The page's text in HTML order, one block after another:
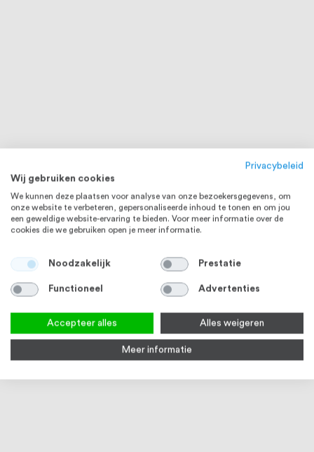
Privacybeleid
Wij gebruiken cookies
We kunnen deze plaatsen voor analyse van onze bezoekersgegevens, om
onze website te verbeteren, gepersonaliseerde inhoud te tonen en om jou
een geweldige website-ervaring te bieden. Voor meer informatie over de
cookies die we gebruiken open je meer informatie.
Noodzakelijk Prestatie
Functioneel Advertenties
Accepteer alles Alles weigeren
Meer informatie